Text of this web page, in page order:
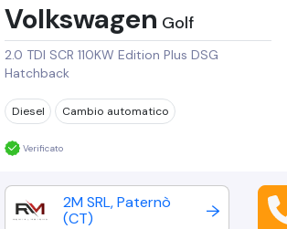
Volkswagen Golf
2.0 TDI SCR 110KW Edition Plus DSG
Hatchback
Diesel Cambio automatico
Verificato
2M SRL,Paternò
(CT)